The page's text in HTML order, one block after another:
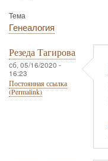
Тема
Генеалогия
Резеда Тагирова
сб, 05/16/2020 -
16:23
Постоянная ссылка
(Permalink)